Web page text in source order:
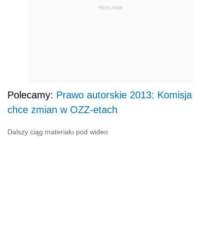
REKLAMA
Polecamy: Prawo autorskie 2013: Komisja
chce zmian w OZZ-etach
Dalszy ciąg materiału pod wideo